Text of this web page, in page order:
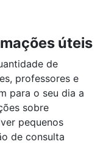
úteis
de
professores e
para o seu dia a
sobre
pequenos
de consulta